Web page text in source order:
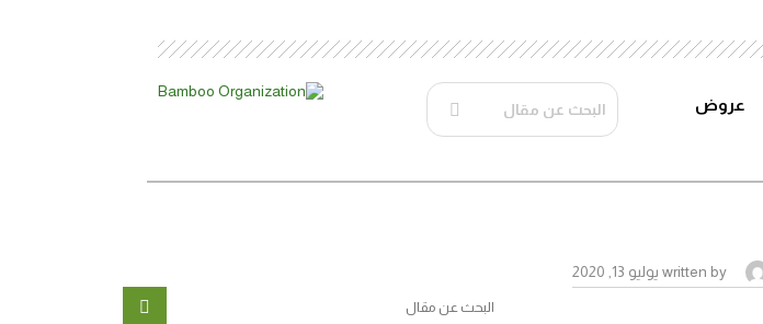
عروض
written by يوليو 13, 2020